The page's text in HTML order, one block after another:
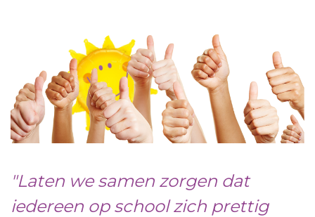
"Laten we samen zorgen dat
iedereen op school zich prettig